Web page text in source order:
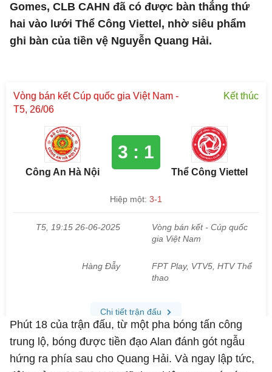
Gomes, CLB CAHN đã có được bàn thắng thứ
hai vào lưới Thể Công Viettel, nhờ siêu phẩm
ghi bàn của tiền vệ Nguyễn Quang Hải.
Phút 18 của trận đấu, từ một pha bóng tấn công
trung lộ, bóng được tiền đạo Alan đánh gót ngẫu
hứng ra phía sau cho Quang Hải. Và ngay lập tức,